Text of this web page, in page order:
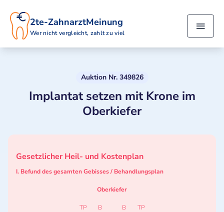
2te-ZahnarztMeinung
Wer nicht vergleicht, zahlt zu viel
Auktion Nr. 349826
Implantat setzen mit Krone im
Oberkiefer
Gesetzlicher Heil- und Kostenplan
I. Befund des gesamten Gebisses / Behandlungsplan
Oberkiefer
TP B B
TP